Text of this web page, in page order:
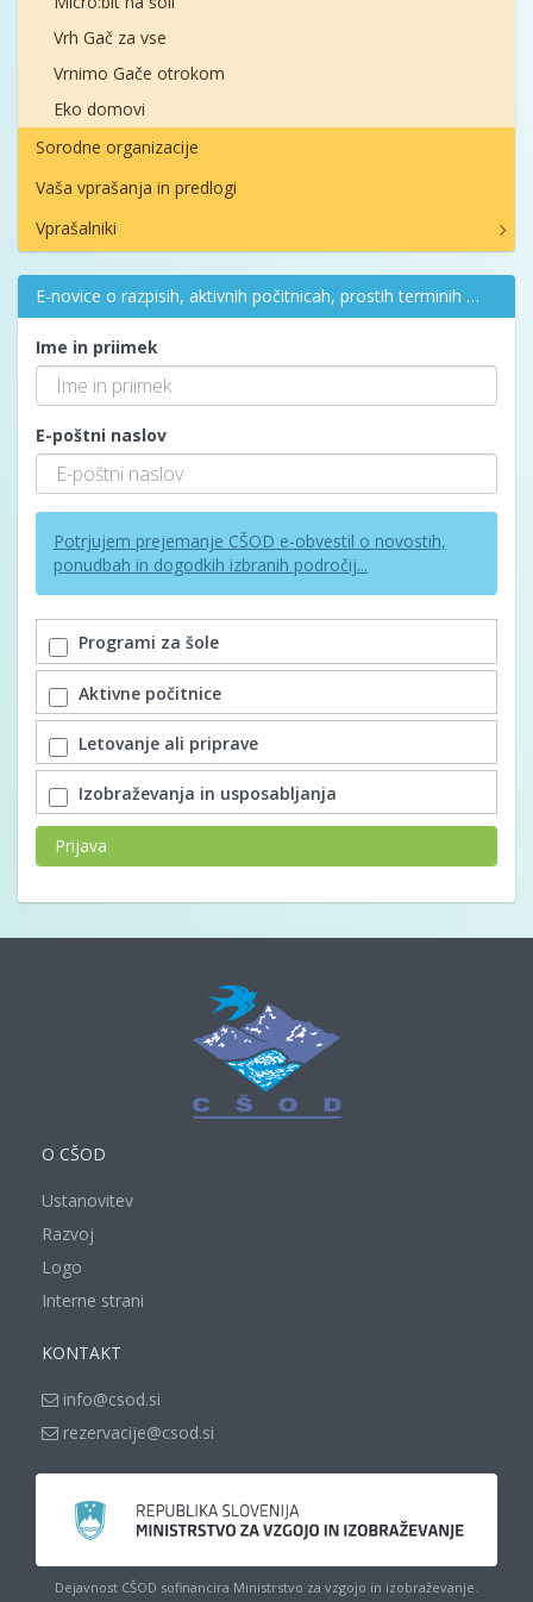
Vrh Gač za vse
Vrnimo Gače otrokom
Eko domovi
Sorodne organizacije
Vaša vprašanja in predlogi
Vprašalniki
E-novice o razpisih, aktivnih počitnicah, prostih terminih …
Ime in priimek
E-poštni naslov
Potrjujem prejemanje CŠOD e-obvestil o novostih,
ponudbah in dogodkih izbranih področij...
Programi za šole
Aktivne počitnice
Letovanje ali priprave
Izobraževanja in usposabljanja
Prijava
O CŠOD
Ustanovitev
Razvoj
Logo
Interne strani
KONTAKT
info@csod.si
rezervacije@csod.si
Dejavnost CŠOD sofinancira Ministrstvo za vzgojo in izobraževanje.